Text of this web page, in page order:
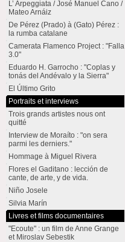
L’ Arpeggiata / José Manuel Cano /
Mateo Arnáiz
De Pérez (Prado) à (Gato) Pérez :
la rumba catalane
Camerata Flamenco Project : "Falla
3.0"
Eduardo H. Garrocho : "Coplas y
tonás del Andévalo y la Sierra"
El Último Grito
Portraits et interviews
Trois grands artistes nous ont
quitté
Interview de Moraíto : "on sera
parmi les derniers."
Hommage à Miguel Rivera
Flores el Gaditano : lección de
cante, de arte, y de vida.
Niño Josele
Silvia Marín
Livres et films documentaires
"Ecoute" : un film de Anne Grange
et Miroslav Sebestik